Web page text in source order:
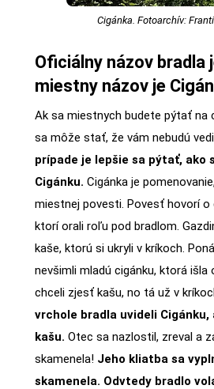
Cigánka. Fotoarchív:
Oficiálny názov bradla
miestny názov je
Ak sa miestnych budete pýtať na
sa môže stať, že vám nebudú
prípade je lepšie sa pýtať, ako
Cigánku. Cigánka je
miestnej povesti. Povesť hovorí o
ktorí orali roľu pod bradlom.
kaše, ktorú si ukryli v kríkoch.
nevšimli mladú cigánku, ktorá išla
chceli zjesť kašu, no tá už v
vrchole bradla uvideli Cigánku,
kašu. Otec sa nazlostil, zreval a
skamenela! Jeho kliatba sa
skamenela. Odvtedy bradlo